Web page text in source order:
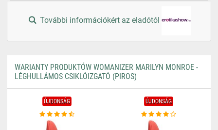
További információkért az eladótól
WARIANTY PRODUKTÓW WOMANIZER MARILYN MONROE -
LÉGHULLÁMOS CSIKLÓIZGATÓ (PIROS)
ÚJDONSÁG ÚJDONSÁG